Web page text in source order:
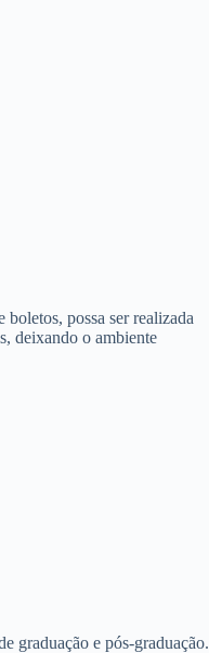
possa ser realizada
deixando o ambiente
graduação e pós-graduação.